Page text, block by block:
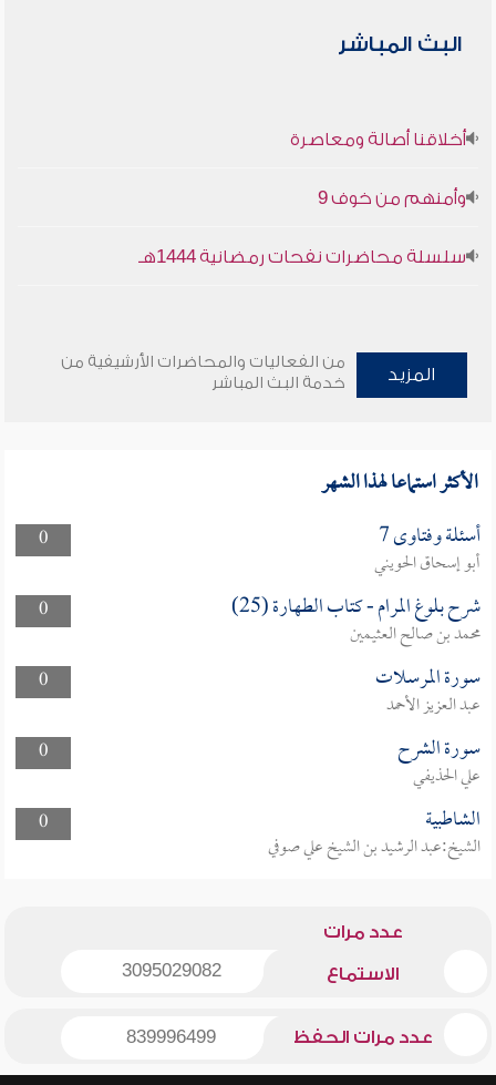
البث المباشر
أخلاقنا أصالة ومعاصرة
وأمنهم من خوف 9
سلسلة محاضرات نفحات رمضانية 1444هـ
المزيد
من الفعاليات والمحاضرات الأرشيفية من
خدمة البث المباشر
الأكثر استماعا لهذا الشهر
0 أسئلة وفتاوى 7
أبو إسحاق الحويني
0
شرح بلوغ المرام - كتاب الطهارة (25)
محمد بن صالح العثيمين
0
سورة المرسلات
عبد العزيز الأحمد
0
سورة الشرح
علي الحذيفي
0
الشاطبية
الشيخ:عبد الرشيد بن الشيخ علي صوفي
عدد مرات
الاستماع 3095029082
عدد مرات الحفظ 839996499